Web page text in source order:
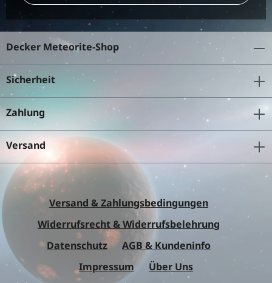
Decker Meteorite-Shop
Sicherheit
Zahlung
Versand
Versand & Zahlungsbedingungen
Widerrufsrecht & Widerrufsbelehrung
Datenschutz
AGB & Kundeninfo
Impressum
Über Uns